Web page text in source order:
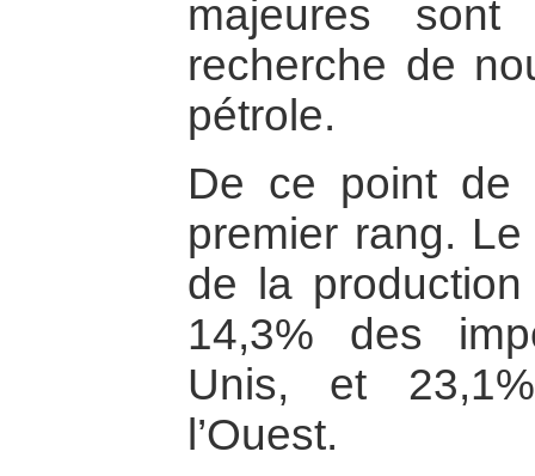
majeures
recherche de
pétrole.
De ce point de
premier rang.
de la
14,3% des
Unis, et
l’Ouest.